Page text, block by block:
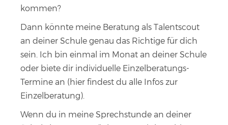
kommen?
Dann könnte meine Beratung als Talentscout
an deiner Schule genau das Richtige für dich
sein. Ich bin einmal im Monat an deiner Schule
oder biete dir individuelle Einzelberatungs-
Termine an (hier findest du alle Infos zur
Einzelberatung).
Wenn du in meine Sprechstunde an deiner